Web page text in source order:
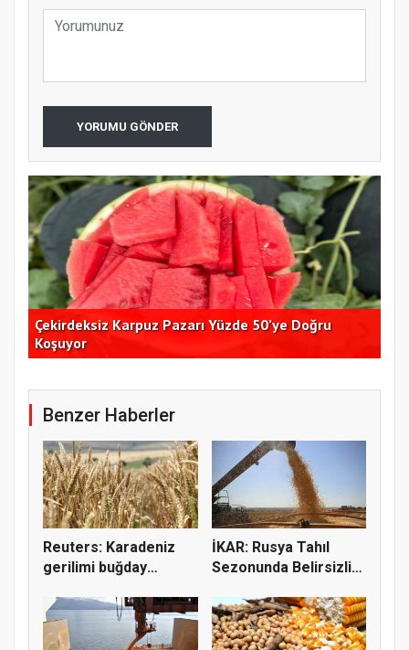
YORUMU GÖNDER
Çekirdeksiz Karpuz Pazarı Yüzde 50’ye Doğru
Koşuyor
Benzer Haberler
Reuters: Karadeniz
gerilimi buğday
İKAR: Rusya Tahıl
Sezonunda Belirsizlik